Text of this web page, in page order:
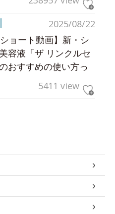
2025/08/22
ショート動画】新・シ
容液「ザ リンクルセ
おすすめの使い方っ
5411 view